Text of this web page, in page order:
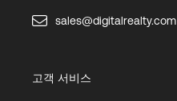
sales@digitalrealty.com
고객 서비스